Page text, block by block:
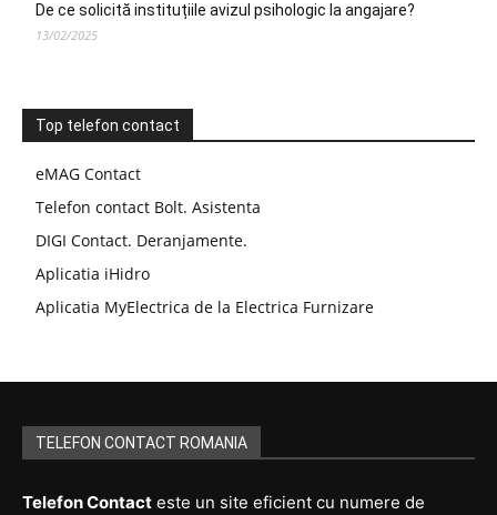
De ce solicită instituțiile avizul psihologic la angajare?
13/02/2025
Top telefon contact
eMAG Contact
Telefon contact Bolt. Asistenta
DIGI Contact. Deranjamente.
Aplicatia iHidro
Aplicatia MyElectrica de la Electrica Furnizare
TELEFON CONTACT ROMANIA
Telefon Contact este un site eficient cu numere de